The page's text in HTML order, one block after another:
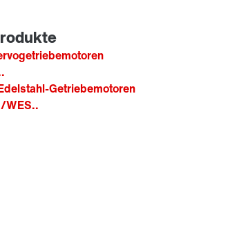
Getriebemotoren
WES..